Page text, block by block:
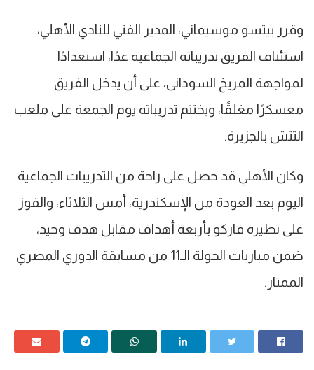
وقرر بيتسو موسيماني، المدير الفني للنادي الأهلي،
استئناف الفريق تدريباته الجماعية غدًا، استعدادًا
لمواجهة المريخ السوداني، على أن يدخل الفريق
معسكرًا مغلقًا، ويختتم تدريباته يوم الجمعة على ملعب
التتش بالجزيرة.
وكان الأهلي قد حصل على راحة من التدريبات الجماعية
اليوم بعد العودة من الإسكندرية، أمس الثلاثاء، والفوز
على نظيره فاركو بأربعة أهداف مقابل هدف وحيد،
ضمن مباريات الجولة الـ11 من مسابقة الدوري المصري
الممتاز.